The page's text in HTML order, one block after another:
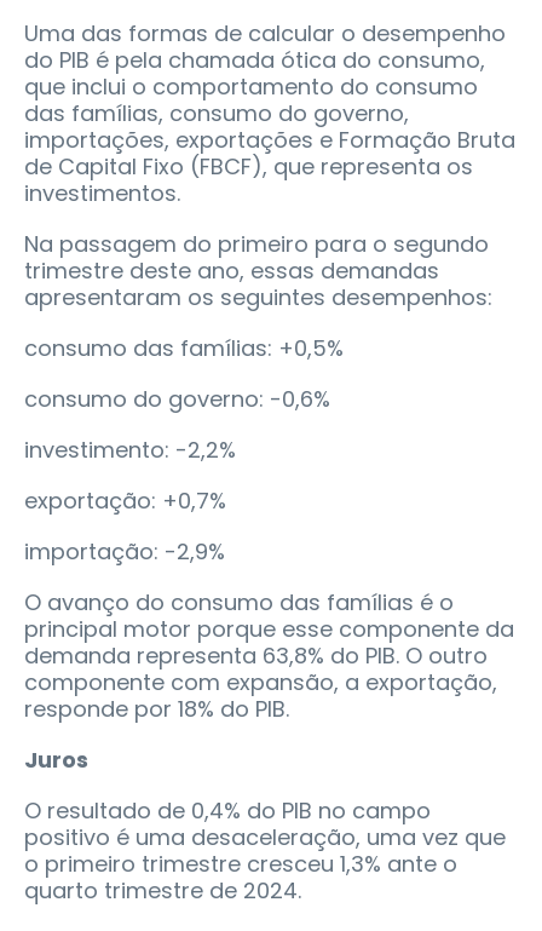
Uma das formas de calcular o desempenho
do PIB é pela chamada ótica do consumo,
que inclui o comportamento do consumo
das famílias, consumo do governo,
importações, exportações e Formação Bruta
de Capital Fixo (FBCF), que representa os
investimentos.
Na passagem do primeiro para o segundo
trimestre deste ano, essas demandas
apresentaram os seguintes desempenhos:
consumo das famílias: +0,5%
consumo do governo: -0,6%
investimento: -2,2%
exportação: +0,7%
importação: -2,9%
O avanço do consumo das famílias é o
principal motor porque esse componente da
demanda representa 63,8% do PIB. O outro
componente com expansão, a exportação,
responde por 18% do PIB.
Juros
O resultado de 0,4% do PIB no campo
positivo é uma desaceleração, uma vez que
o primeiro trimestre cresceu 1,3% ante o
quarto trimestre de 2024.